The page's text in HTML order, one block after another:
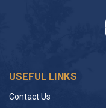
USEFUL LINKS
Contact Us